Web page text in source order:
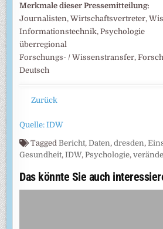
Merkmale dieser Pressemitteilung:
Journalisten, Wirtschaftsvertreter,
Informationstechnik, Psychologie
überregional
Forschungs- / Wissenstransfer,
Deutsch
Zurück
Quelle: IDW
Tagged Bericht, Daten,dresden,
Gesundheit,IDW, Psychologie,
Das könnte Sie auch